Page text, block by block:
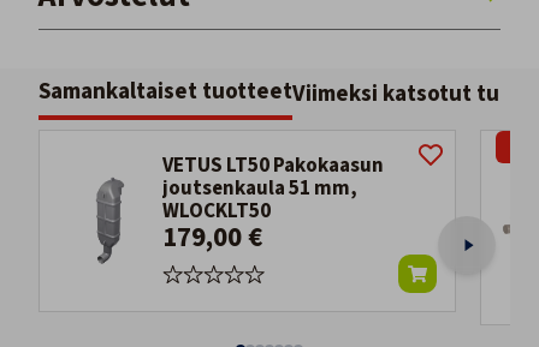
Samankaltaiset tuotteetViimeksi katsotut
VETUS LT50 Pakokaasun
joutsenkaula 51 mm,
WLOCKLT50
179,00 €